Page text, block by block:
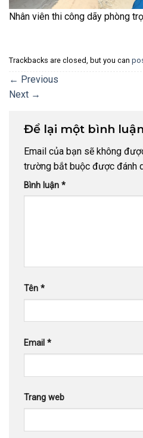
Nhân viên thi công dãy phòng
Trackbacks are closed, but you can
← Previous
Next →
Để lại một bình luận
Email của bạn sẽ không
trường bắt buộc được đánh
Bình luận *
Tên *
Email *
Trang web